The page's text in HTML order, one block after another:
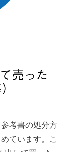
考書の処分方
ています。こ